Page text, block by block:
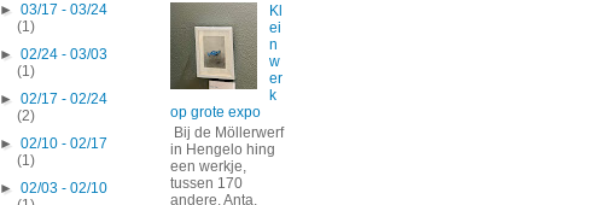
►03/17 - 03/24
(1)
►02/24 - 03/03
(1)
►02/17 - 02/24
(2)
►02/10 - 02/17
(1)
►02/03 - 02/10
Kl
ei
n
w
er
k
op grote expo
Bij de Möllerwerf
in Hengelo hing
een werkje,
tussen 170
andere. Anta,